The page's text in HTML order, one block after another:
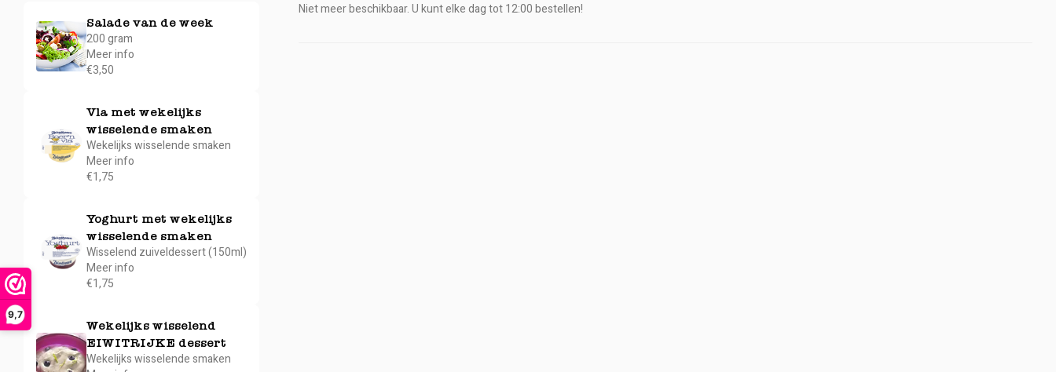
9,7
Salade van de week
200 gram
Meer info
€3,50
Vla met wekelijks
wisselende smaken
Wekelijks wisselende smaken
Meer info
€1,75
Yoghurt met wekelijks
wisselende smaken
Wisselend zuiveldessert (150ml)
Meer info
€1,75
Wekelijks wisselend
EIWITRIJKE dessert
Wekelijks wisselende smaken
Niet meer beschikbaar. U kunt elke dag tot 12:00 bestellen!